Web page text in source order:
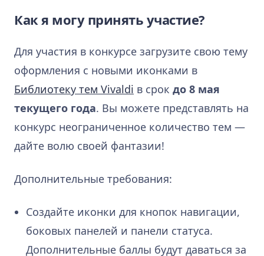
Как я могу принять участие?
Для участия в конкурсе загрузите свою тему
оформления с новыми иконками в
Библиотеку тем Vivaldi в срок до 8 мая
текущего года. Вы можете представлять на
конкурс неограниченное количество тем —
дайте волю своей фантазии!
Дополнительные требования:
Создайте иконки для кнопок навигации,
боковых панелей и панели статуса.
Дополнительные баллы будут даваться за